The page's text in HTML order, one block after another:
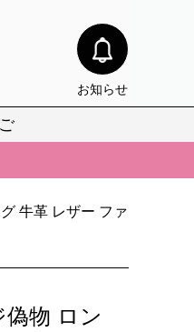
お知らせ
牛革 レザー ファ
物 ロン